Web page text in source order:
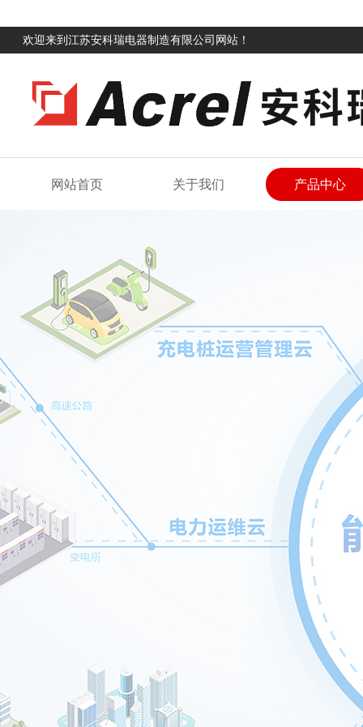
欢迎来到江苏安科瑞电器制造有限公司网站！
网站首页 关于我们 产品中心